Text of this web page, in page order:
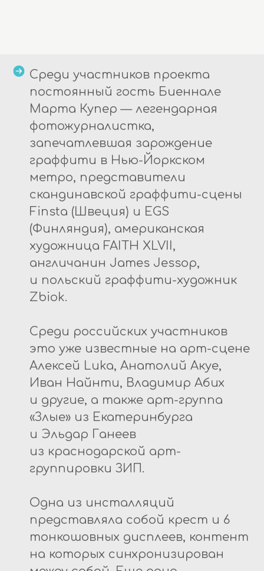
Среди участников проекта
постоянный гость Биеннале
Марта Купер — легендарная
фотожурналистка,
запечатлевшая зарождение
граффити в Нью-Йоркском
метро, представители
скандинавской граффити-сцены
Finsta (Швеция) и EGS
(Финляндия), американская
художница FAITH XLVII,
англичанин James Jessop,
и польский граффити-художник
Zbiok.
Среди российских участников
это уже известные на арт-сцене
Алексей Luka, Анатолий Акуе,
Иван Найнти, Владимир Абих
и другие, а также арт-группа
«Злые» из Екатеринбурга
и Эльдар Ганеев
из краснодарской арт-
группировки ЗИП.
Одна из инсталляций
представляла собой крест и 6
тонкошовных дисплеев, контент
на которых синхронизирован